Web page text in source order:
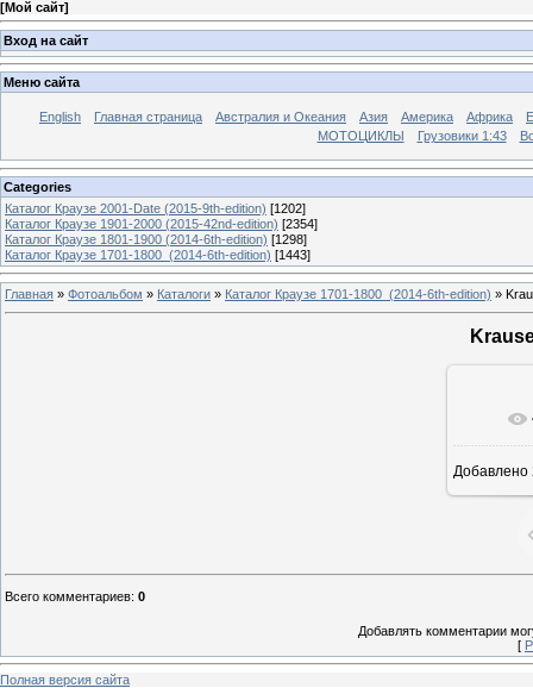
[Мой сайт]
Вход на сайт
Меню сайта
English Главная страница Австралия и Океания Азия Америка Африка
МОТОЦИКЛЫ
Грузовики 1:43
Categories
Каталог Краузе 2001-Date (2015-9th-edition) [1202]
Каталог Краузе 1901-2000 (2015-42nd-edition) [2354]
Каталог Краузе 1801-1900 (2014-6th-edition) [1298]
Каталог Краузе 1701-1800_(2014-6th-edition) [1443]
Главная » Фотоальбом » Каталоги » Каталог Краузе 1701-1800_(2014-6th-edition) »
Добавлено
Всего комментариев: 0
Добавлять комментарии
[
Полная версия сайта